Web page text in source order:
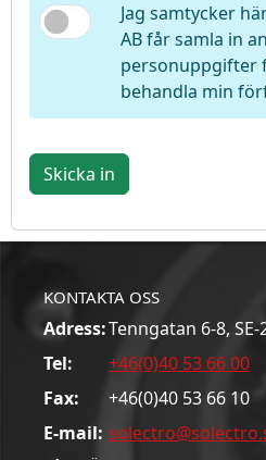
Jag samtycker
AB får samla in
personuppgifter
behandla min
Skicka in
KONTAKTA OSS
Adress:Tenngatan 6-8,
Tel:
+46(0)40 53 66 00
Fax:
+46(0)40 53 66 10
E-mail: